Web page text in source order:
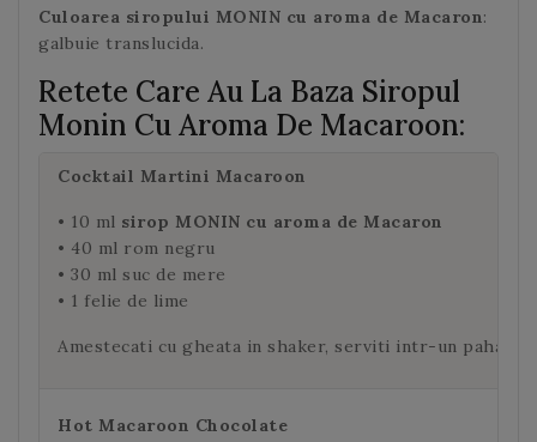
Culoarea siropului MONIN cu aroma de Macaron:
galbuie translucida.
Retete Care Au La Baza Siropul
Monin Cu Aroma De Macaroon:
Cocktail Martini Macaroon
• 10 ml sirop MONIN cu aroma de Macaron
• 40 ml rom negru
• 30 ml suc de mere
• 1 felie de lime
Amestecati cu gheata in shaker, serviti intr-un pahar
Hot Macaroon Chocolate